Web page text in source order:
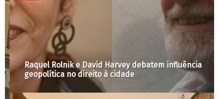
Raquel Rolnik e David Harvey debatem influência
geopolítica no direito à cidade